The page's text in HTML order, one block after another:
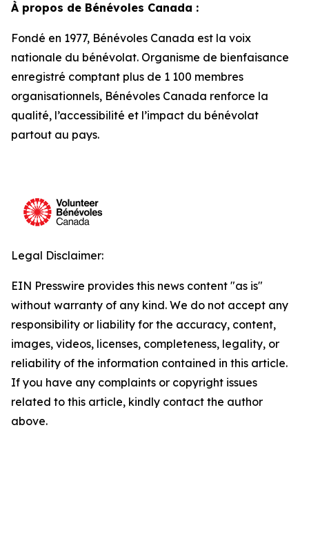
À propos de Bénévoles Canada :
Fondé en 1977, Bénévoles Canada est la voix
nationale du bénévolat. Organisme de bienfaisance
enregistré comptant plus de 1 100 membres
organisationnels, Bénévoles Canada renforce la
qualité, l’accessibilité et l’impact du bénévolat
partout au pays.
Legal Disclaimer:
EIN Presswire provides this news content "as is"
without warranty of any kind. We do not accept any
responsibility or liability for the accuracy, content,
images, videos, licenses, completeness, legality, or
reliability of the information contained in this article.
If you have any complaints or copyright issues
related to this article, kindly contact the author
above.